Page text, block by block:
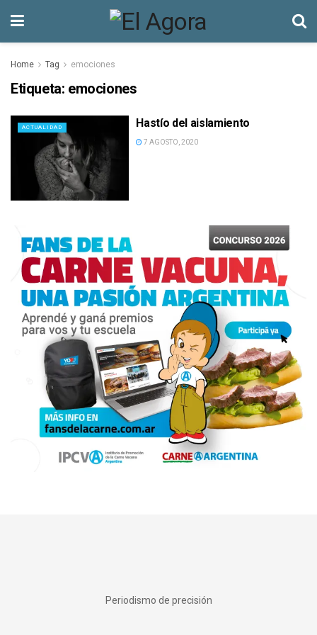
Home Tag emociones
Etiqueta: emociones
ACTUALIDAD Hastío del aislamiento
7 AGOSTO, 2020
Periodismo de precisión